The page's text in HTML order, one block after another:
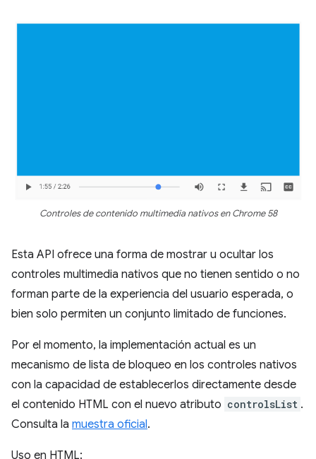
Controles de contenido multimedia nativos en Chrome 58
Esta API ofrece una forma de mostrar u ocultar los
controles multimedia nativos que no tienen sentido o no
forman parte de la experiencia del usuario esperada, o
bien solo permiten un conjunto limitado de funciones.
Por el momento, la implementación actual es un
mecanismo de lista de bloqueo en los controles nativos
con la capacidad de establecerlos directamente desde
el contenido HTML con el nuevo atributo controlsList .
Consulta la muestra oficial.
Uso en HTML: